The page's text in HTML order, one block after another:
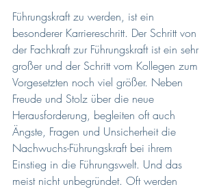
Führungskraft zu werden, ist ein
besonderer Karriereschritt. Der Schritt von
der Fachkraft zur Führungskraft ist ein sehr
großer und der Schritt vom Kollegen zum
Vorgesetzten noch viel größer. Neben
Freude und Stolz über die neue
Herausforderung, begleiten oft auch
Ängste, Fragen und Unsicherheit die
Nachwuchs-Führungskraft bei ihrem
Einstieg in die Führungswelt. Und das
meist nicht unbegründet. Oft werden